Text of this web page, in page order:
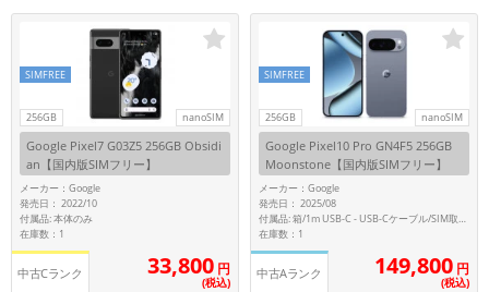
256GB nanoSIM
SIMFREE
Google Pixel7 G03Z5 256GB Obsidi
an【国内版SIMフリー】
メーカー：Google
発売日： 2022/10
付属品: 本体のみ
在庫数：1
中古Cランク 33,800 円
(税込)
256GB nanoSIM
SIMFREE
Google Pixel10 Pro GN4F5 256GB
Moonstone【国内版SIMフリー】
メーカー：Google
発売日： 2025/08
付属品: 箱/1m USB-C - USB-Cケーブル/SIM取り出しツール/マニュアル
在庫数：1
中古Aランク 149,800 円
(税込)